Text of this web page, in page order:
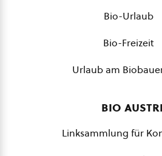
Bio-Urlaub
Bio-Freizeit
Urlaub am
bio
Linksammlung für